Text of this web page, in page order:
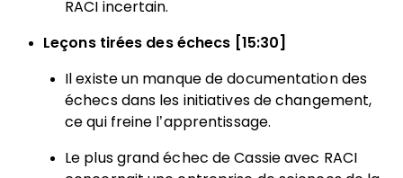
RACI incertain.
Leçons tirées des échecs [15:30]
Il existe un manque de documentation des
échecs dans les initiatives de changement,
ce qui freine l’apprentissage.
Le plus grand échec de Cassie avec RACI